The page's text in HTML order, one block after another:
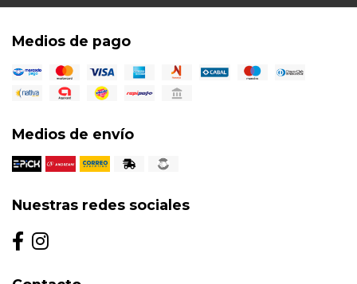
Medios de pago
Medios de envío
Nuestras redes sociales